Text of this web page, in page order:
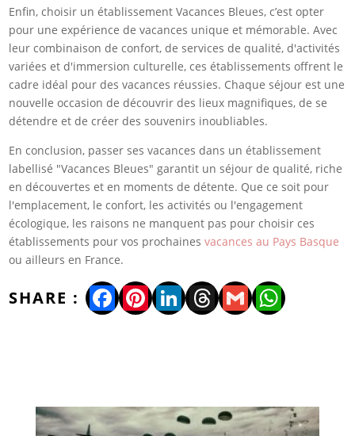
Enfin, choisir un établissement Vacances Bleues, c’est opter
pour une expérience de vacances unique et mémorable. Avec
leur combinaison de confort, de services de qualité, d'activités
variées et d'immersion culturelle, ces établissements offrent le
cadre idéal pour des vacances réussies. Chaque séjour est une
nouvelle occasion de découvrir des lieux magnifiques, de se
détendre et de créer des souvenirs inoubliables.
En conclusion, passer ses vacances dans un établissement
labellisé "Vacances Bleues" garantit un séjour de qualité, riche
en découvertes et en moments de détente. Que ce soit pour
l'emplacement, le confort, les activités ou l'engagement
écologique, les raisons ne manquent pas pour choisir ces
établissements pour vos prochainesvacances au Pays Basque
ou ailleurs en France.
Facebook
Pinterest
LinkedIn
Threads
Gmail